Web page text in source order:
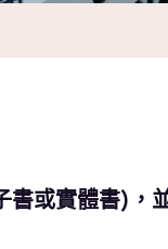
或實體書)，